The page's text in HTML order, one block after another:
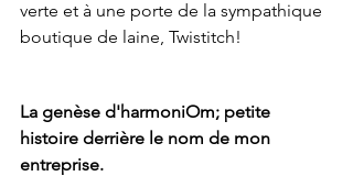
verte et à une porte de la sympathique
boutique de laine, Twistitch!
La genèse d'harmoniOm; petite
histoire derrière le nom de mon
entreprise.